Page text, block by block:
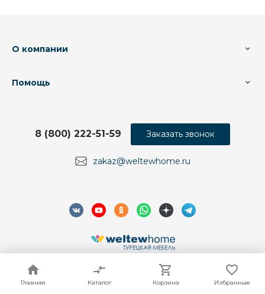
Главная Каталог Корзина Избранные
Главная Каталог Корзина Избранные
О компании
Помощь
zakaz@weltewhome.ru
8 (800) 222-51-59 Заказать звонок
© 2026 Weltew Home, Все права защищены